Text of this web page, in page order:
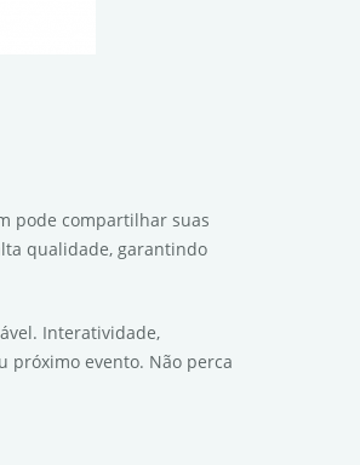
pode compartilhar suas
qualidade, garantindo
Interatividade,
próximo evento. Não perca